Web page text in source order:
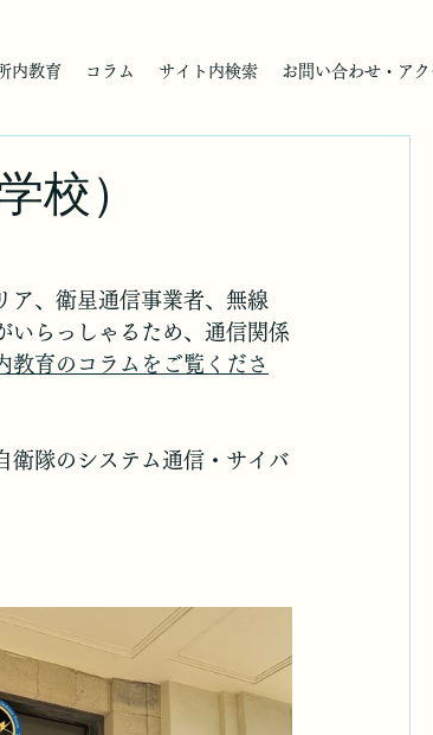
内教育 コラム サイト内検索 お問い合わせ・アク
校）
ア、衛星通信事業者、無線
いらっしゃるため、通信関係
教育のコラムをご覧くださ
衛隊のシステム通信・サイバ